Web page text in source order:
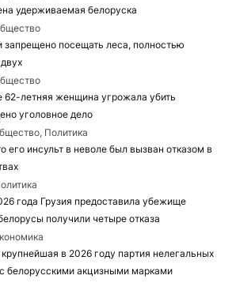
удерживаемая белоруска
запрещено посещать леса, полностью
62-летняя женщина угрожала убить
уголовное дело
Политика
его инсульт в неволе был вызван отказом в
года Грузия предоставила убежище
получили четыре отказа
в 2026 году партия нелегальных
белорусскими акцизными марками